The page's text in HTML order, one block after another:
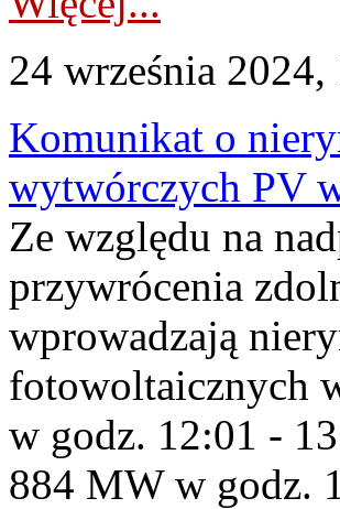
24 września 2024,
Komunikat o
wytwórczych PV
Ze względu na
przywrócenia
wprowadzają
fotowoltaicznych
w godz. 12:01 -
884 MW w godz.